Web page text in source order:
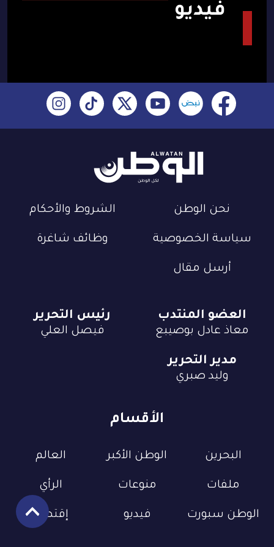
فيديو
نحن الوطن الشروط والأحكام
سياسة الخصوصية وظائف شاغرة
أرسل مقال
الأقسام
البحرين الوطن الأكبر العالم
ملفات منوعات الرأي
الوطن سبورت فيديو إقتصاد
العضو المنتدب
معاذ عادل بوصيبع
رئيس التحرير
فيصل العلي
مدير التحرير
وليد صبري